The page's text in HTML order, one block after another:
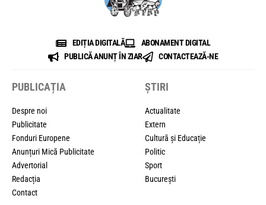
EDIȚIA DIGITALĂ
ABONAMENT DIGITAL
PUBLICĂ ANUNȚ ÎN ZIAR
CONTACTEAZĂ-NE
PUBLICAȚIA
Despre noi
Publicitate
Fonduri Europene
Anunțuri Mică Publicitate
Advertorial
Redacția
Contact
ȘTIRI
Actualitate
Extern
Cultură și Educație
Politic
Sport
București